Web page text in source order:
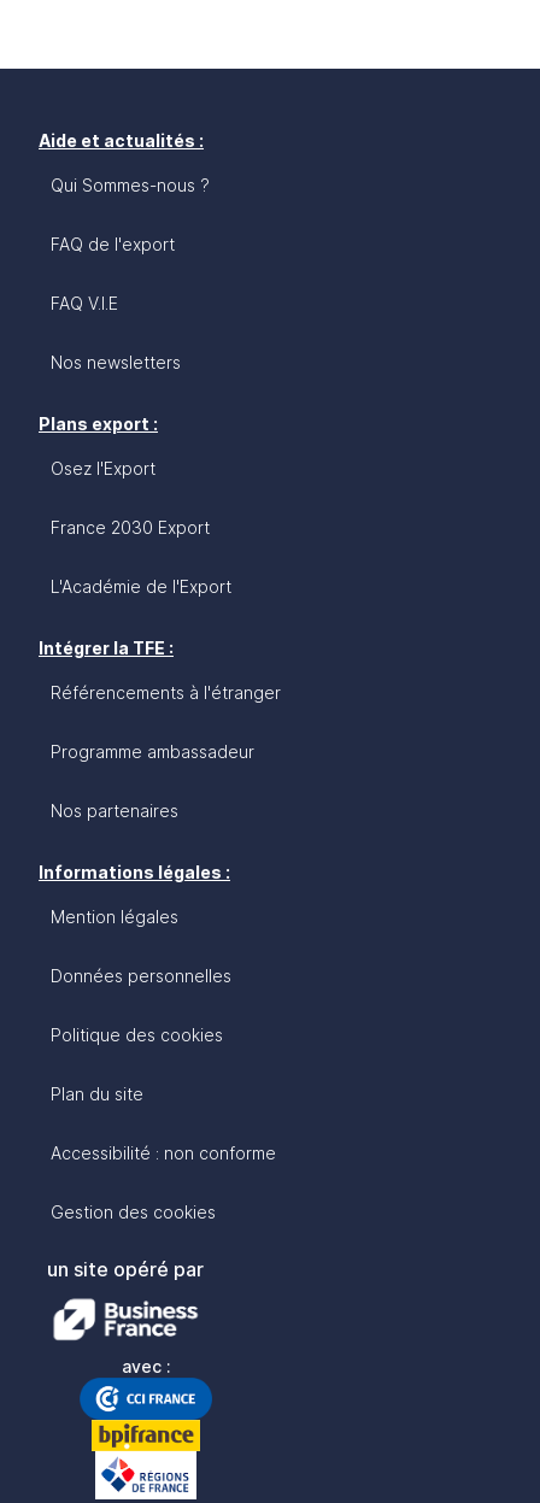
Aide et actualités :
Qui Sommes-nous ?
FAQ de l'export
FAQ V.I.E
Nos newsletters
Plans export :
Osez l'Export
France 2030 Export
L'Académie de l'Export
Intégrer la TFE :
Référencements à l'étranger
Programme ambassadeur
Nos partenaires
Informations légales :
Mention légales
Données personnelles
Politique des cookies
Plan du site
Accessibilité : non conforme
Gestion des cookies
un site opéré par
avec :